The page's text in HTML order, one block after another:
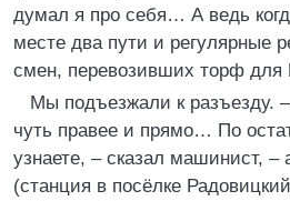
думал я про себя… А ведь
месте два пути и регулярные
смен, перевозивших торф
Мы подъезжали к разъезду.
чуть правее и прямо… По
узнаете, – сказал машинист,
(станция в посёлке